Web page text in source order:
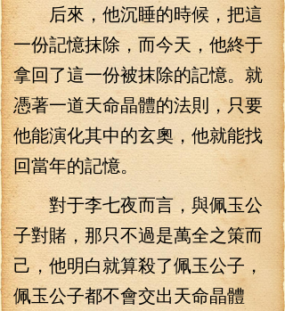
后來，他沉睡的時候，把這
一份記憶抹除，而今天，他終于
拿回了這一份被抹除的記憶。就
憑著一道天命晶體的法則，只要
他能演化其中的玄奧，他就能找
回當年的記憶。
對于李七夜而言，與佩玉公
子對賭，那只不過是萬全之策而
己，他明白就算殺了佩玉公子，
佩玉公子都不會交出天命晶體